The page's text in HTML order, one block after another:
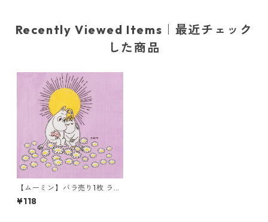
Recently Viewed Items｜最近チェック
した商品
【ムーミン】バラ売り1枚 ラン
チサイズ ペーパーナプキン Sw
eethearts パープル Moomin
¥118